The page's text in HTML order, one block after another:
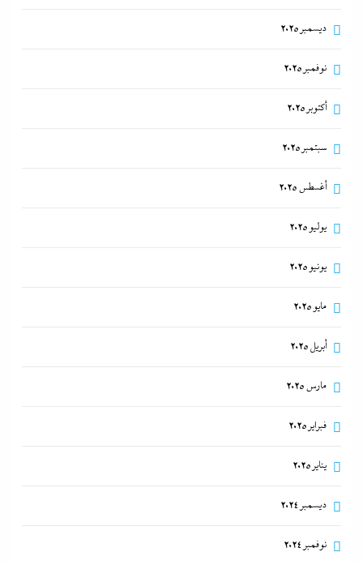
ديسمبر 2025
نوفمبر 2025
أكتوبر 2025
سبتمبر 2025
أغسطس 2025
يوليو 2025
يونيو 2025
مايو 2025
أبريل 2025
مارس 2025
فبراير 2025
يناير 2025
ديسمبر 2024
نوفمبر 2024